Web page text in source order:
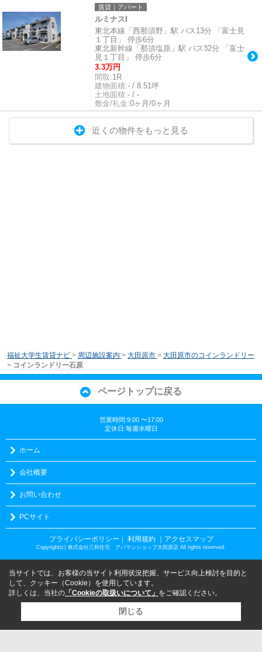
賃貸｜アパート
ルミナスI
東北本線「西那須野」駅 バス13分 「富士見
１丁目」 停歩6分
東北新幹線「那須塩原」駅 バス32分 「富士
見１丁目」 停歩6分
3.3万円
間取:1R
建物面積:- / 8.51坪
土地面積:- / -
敷金/礼金:0ヶ月/0ヶ月
近くの物件をもっと見る
福祉大学生賃貸ナビ > 周辺施設案内 > 大田原市 > 大田原市のコインランドリー
> コインランドリー石原
ページトップに戻る
営業時間:9:00 〜17:00
定休日:毎週水曜日
ホーム
会社概要
お問い合わせ
PCサイト
プライバシーポリシー ｜ 利用規約 ｜アクセスマップ
Copyright(c) 株式会社三和住宅 アパマンショップ大田原店 All rights reserved.
当サイトでは、お客様の当サイト利用状況把握、サービス向上検討を目的と
して、クッキー（Cookie）を使用しています。
詳しくは、当社の 「Cookieの取扱いについて」 をご確認ください。
閉じる